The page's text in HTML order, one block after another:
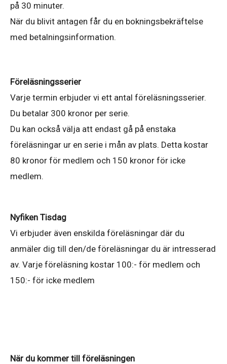
på 30 minuter.
När du blivit antagen får du en bokningsbekräftelse
med betalningsinformation.
Föreläsningsserier
Varje termin erbjuder vi ett antal föreläsningsserier.
Du betalar 300 kronor per serie.
Du kan också välja att endast gå på enstaka
föreläsningar ur en serie i mån av plats. Detta kostar
80 kronor för medlem och 150 kronor för icke
medlem.
Nyfiken Tisdag
Vi erbjuder även enskilda föreläsningar där du
anmäler dig till den/de föreläsningar du är intresserad
av. Varje föreläsning kostar 100:- för medlem och
150:- för icke medlem
När du kommer till föreläsningen